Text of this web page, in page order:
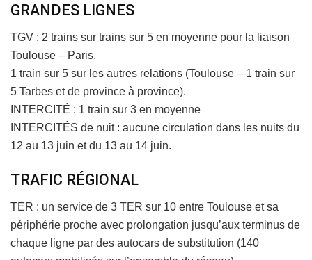
GRANDES LIGNES
TGV : 2 trains sur trains sur 5 en moyenne pour la liaison
Toulouse – Paris.
1 train sur 5 sur les autres relations (Toulouse – 1 train sur
5 Tarbes et de province à province).
INTERCITÉ : 1 train sur 3 en moyenne
INTERCITÉS de nuit : aucune circulation dans les nuits du
12 au 13 juin et du 13 au 14 juin.
TRAFIC RÉGIONAL
TER : un service de 3 TER sur 10 entre Toulouse et sa
périphérie proche avec prolongation jusqu’aux terminus de
chaque ligne par des autocars de substitution (140